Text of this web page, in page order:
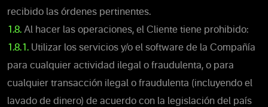
recibido las órdenes pertinentes.
1.8. Al hacer las operaciones, el Cliente tiene prohibido:
1.8.1. Utilizar los servicios y/o el software de la Compañía
para cualquier actividad ilegal o fraudulenta, o para
cualquier transacción ilegal o fraudulenta (incluyendo el
lavado de dinero) de acuerdo con la legislación del país